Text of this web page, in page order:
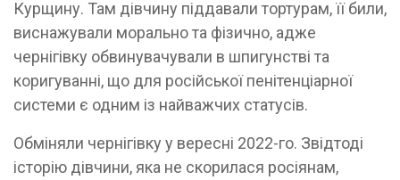
Курщину. Там дівчину піддавали тортурам, її били,
виснажували морально та фізично, адже
чернігівку обвинувачували в шпигунстві та
коригуванні, що для російської пенітенціарної
системи є одним із найважчих статусів.
Обміняли чернігівку у вересні 2022-го. Звідтоді
історію дівчини, яка не скорилася росіянам,